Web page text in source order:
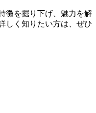
徴を掘り下げ、魅力を解
しく知りたい方は、ぜひ